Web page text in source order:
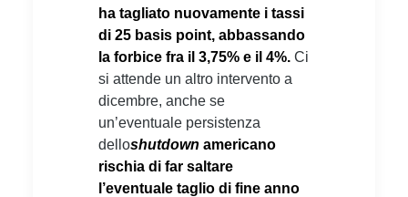
ha tagliato nuovamente i tassi
di 25 basis point, abbassando
la forbice fra il 3,75% e il 4%. Ci
si attende un altro intervento a
dicembre, anche se
un’eventuale persistenza
delloshutdown americano
rischia di far saltare
l’eventuale taglio di fine anno